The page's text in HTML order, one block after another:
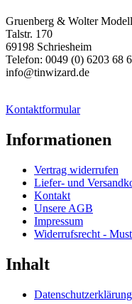
Gruenberg & Wolter
Talstr. 170
69198 Schriesheim
Telefon: 0049 (0) 6203 68
info@tinwizard.de
Kontaktformular
Informationen
Vertrag widerrufen
Liefer- und
Kontakt
Unsere AGB
Impressum
Widerrufsrecht -
Inhalt
Datenschutzerklärung